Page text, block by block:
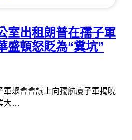
室出租朗普在孺子軍
盛頓怒貶為“糞坑”
軍聚會會議上向孺航廈子軍揭曉
大…